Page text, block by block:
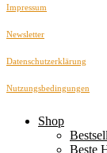
Impressum
Newsletter
Datenschutzerklärung
Nutzungsbedingungen
Shop
Beste